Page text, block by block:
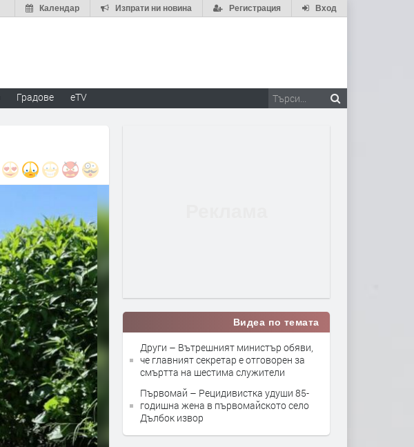
Вход
Регистрация
Изпрати ни новина
Календар
Градове eTV
Видеа по темата
Други – Вътрешният министър обяви,
че главният секретар е отговорен за
смъртта на шестима служители
Първомай – Рецидивистка удуши 85-
годишна жена в първомайското село
Дълбок извор